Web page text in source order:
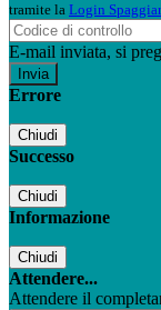
tramite la Login
E-mail inviata, si
Errore
Chiudi
Successo
Chiudi
Informazione
Chiudi
Attendere...
Attendere il